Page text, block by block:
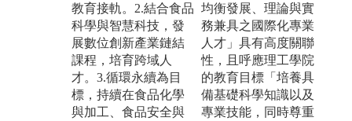
教育接軌。2.結合食品
科學與智慧科技，發
展數位創新產業鏈結
課程，培育跨域人
才。3.循環永續為目
標，持續在食品化學
與加工、食品安全與
均衡發展、理論與實
務兼具之國際化專業
人才」具有高度關聯
性，且呼應理工學院
的教育目標「培養具
備基礎科學知識以及
專業技能，同時尊重